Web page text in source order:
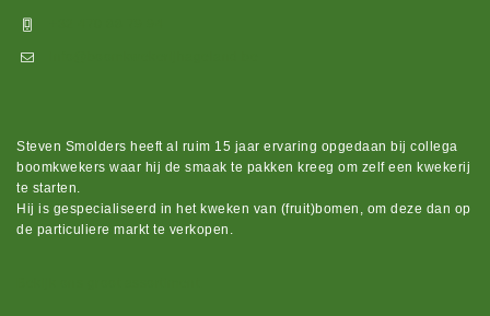
Steven Smolders heeft al ruim 15 jaar ervaring opgedaan bij collega
boomkwekers waar hij de smaak te pakken kreeg om zelf een kwekerij
te starten.
Hij is gespecialiseerd in het kweken van (fruit)bomen, om deze dan op
de particuliere markt te verkopen.